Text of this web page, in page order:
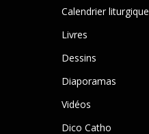
window
Calendrier liturgique
Livres
Dessins
Diaporamas
Vidéos
Dico Catho